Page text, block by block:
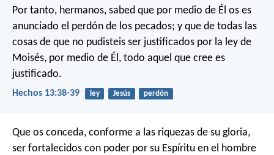
Por tanto, hermanos, sabed que por medio de Él os es
anunciado el perdón de los pecados; y que de todas las
cosas de que no pudisteis ser justificados por la ley de
Moisés, por medio de Él, todo aquel que cree es
justificado.
Hechos 13:38-39 ley Jesús perdón
Que os conceda, conforme a las riquezas de su gloria,
ser fortalecidos con poder por su Espíritu en el hombre